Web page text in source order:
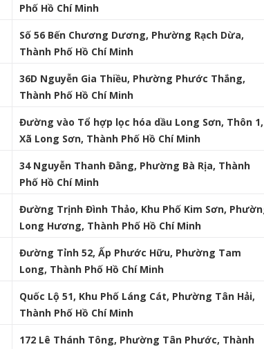
Phố Hồ Chí Minh
Số 56 Bến Chương Dương, Phường Rạch Dừa,
Thành Phố Hồ Chí Minh
36D Nguyễn Gia Thiều, Phường Phước Thắng,
Thành Phố Hồ Chí Minh
Đường vào Tổ hợp lọc hóa dầu Long Sơn, Thôn 1,
Xã Long Sơn, Thành Phố Hồ Chí Minh
34 Nguyễn Thanh Đằng, Phường Bà Rịa, Thành
Phố Hồ Chí Minh
Đường Trịnh Đình Thảo, Khu Phố Kim Sơn,
Long Hương, Thành Phố Hồ Chí Minh
Đường Tỉnh 52, Ấp Phước Hữu, Phường Tam
Long, Thành Phố Hồ Chí Minh
Quốc Lộ 51, Khu Phố Láng Cát, Phường Tân Hải,
Thành Phố Hồ Chí Minh
172 Lê Thánh Tông, Phường Tân Phước, Thành